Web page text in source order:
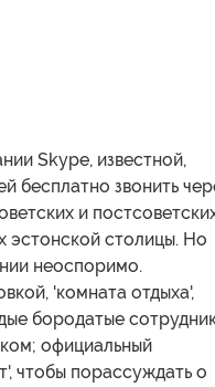
Skype, известной,
бесплатно звонить
и
эстонской столицы. Но
неоспоримо.
'комната отдыха',
бородатые
официальный
чтобы порассуждать о